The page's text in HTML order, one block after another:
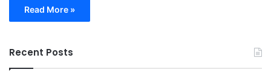
Read More »
Recent Posts